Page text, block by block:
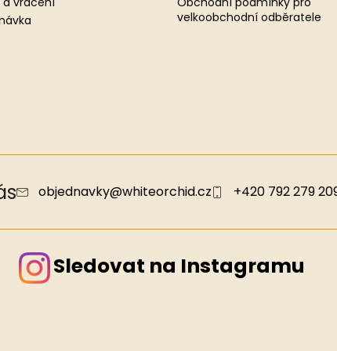
velkoobchodní odběratele
objednavky@whiteorchid.cz +420 792 279
Sledovat na Instagramu